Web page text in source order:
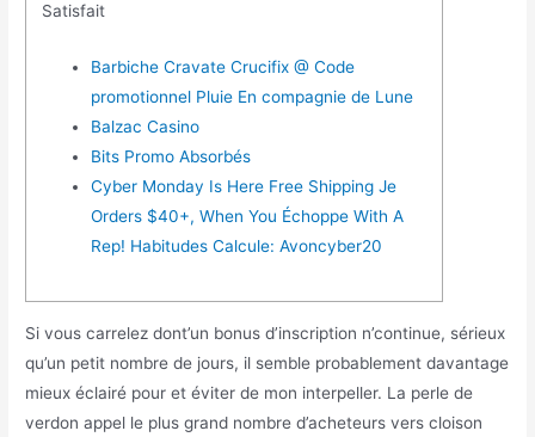
Satisfait
Barbiche Cravate Crucifix @ Code
promotionnel Pluie En compagnie de Lune
Balzac Casino
Bits Promo Absorbés
Cyber Monday Is Here Free Shipping Je
Orders $40+, When You Échoppe With A
Rep! Habitudes Calcule: Avoncyber20
Si vous carrelez dont’un bonus d’inscription n’continue, sérieux
qu’un petit nombre de jours, il semble probablement davantage
mieux éclairé pour et éviter de mon interpeller. La perle de
verdon appel le plus grand nombre d’acheteurs vers cloison